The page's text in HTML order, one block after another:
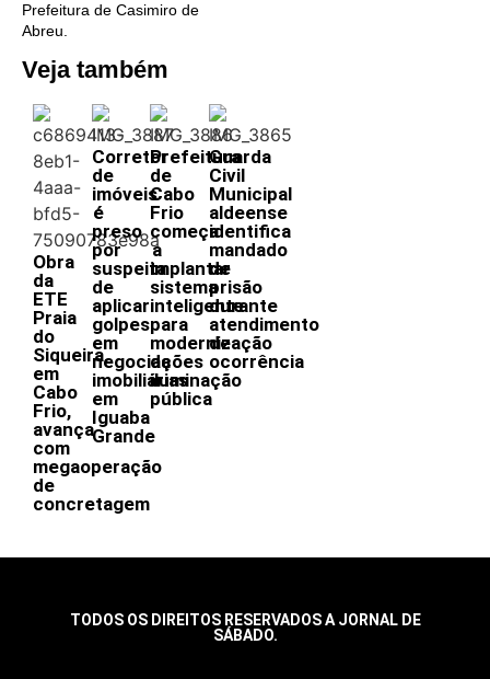
Prefeitura de Casimiro de
Abreu.
Veja também
Obra
da
ETE
Praia
do
Siqueira,
em
Cabo
Frio,
avança
com
megaoperação
de
concretagem
Corretor
de
imóveis
é
preso
por
suspeita
de
aplicar
golpes
em
negociações
imobiliárias
em
Iguaba
Grande
Prefeitura
de
Cabo
Frio
começa
a
implantar
sistema
inteligente
para
modernização
da
iluminação
pública
Guarda
Civil
Municipal
aldeense
identifica
mandado
de
prisão
durante
atendimento
de
ocorrência
TODOS OS DIREITOS RESERVADOS A JORNAL DE
SÁBADO.